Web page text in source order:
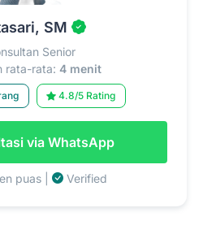
SM
Senior
rata-rata: 4 menit
4.8/5 Rating
via WhatsApp
puas | Verified